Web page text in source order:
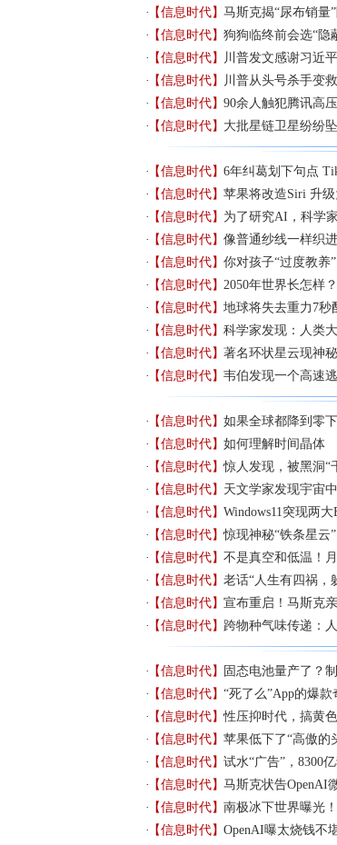
【信息时代】马斯克揭“尿布销量
【信息时代】狗狗临终前会选“隐
【信息时代】 川普发文感谢习近平
【信息时代】 川普从头号杀手变
【信息时代】90余人触犯腾讯高
【信息时代】大批星链卫星纷纷
【信息时代】6年纠葛划下句点
【信息时代】苹果将改造Siri 升
【信息时代】为了研究AI，科学
【信息时代】像普通纱线一样织
【信息时代】你对孩子“过度教养
【信息时代】2050年世界长怎样
【信息时代】地球将失去重力7秒
【信息时代】科学家发现：人类
【信息时代】著名环状星云现神
【信息时代】韦伯发现一个高速
【信息时代】如果全球都降到零
【信息时代】如何理解时间晶体
【信息时代】惊人发现，被黑洞“
【信息时代】天文学家发现宇宙
【信息时代】Windows11突现两
【信息时代】惊现神秘“铁条星云
【信息时代】不是真空和低温！
【信息时代】老话“人生有四祸，
【信息时代】宣布重启！马斯克
【信息时代】跨物种气味传递：
【信息时代】 固态电池量产了？
【信息时代】“死了么”App的爆
【信息时代】性压抑时代，搞黄
【信息时代】苹果低下了“高傲的
【信息时代】试水“广告”，8300
【信息时代】马斯克状告OpenAI
【信息时代】南极冰下世界曝光
【信息时代】OpenAI曝太烧钱不